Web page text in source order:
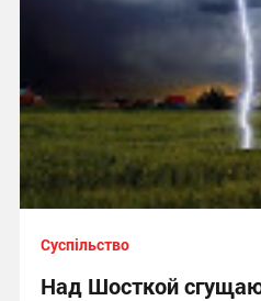
Суспільство
Над Шосткой